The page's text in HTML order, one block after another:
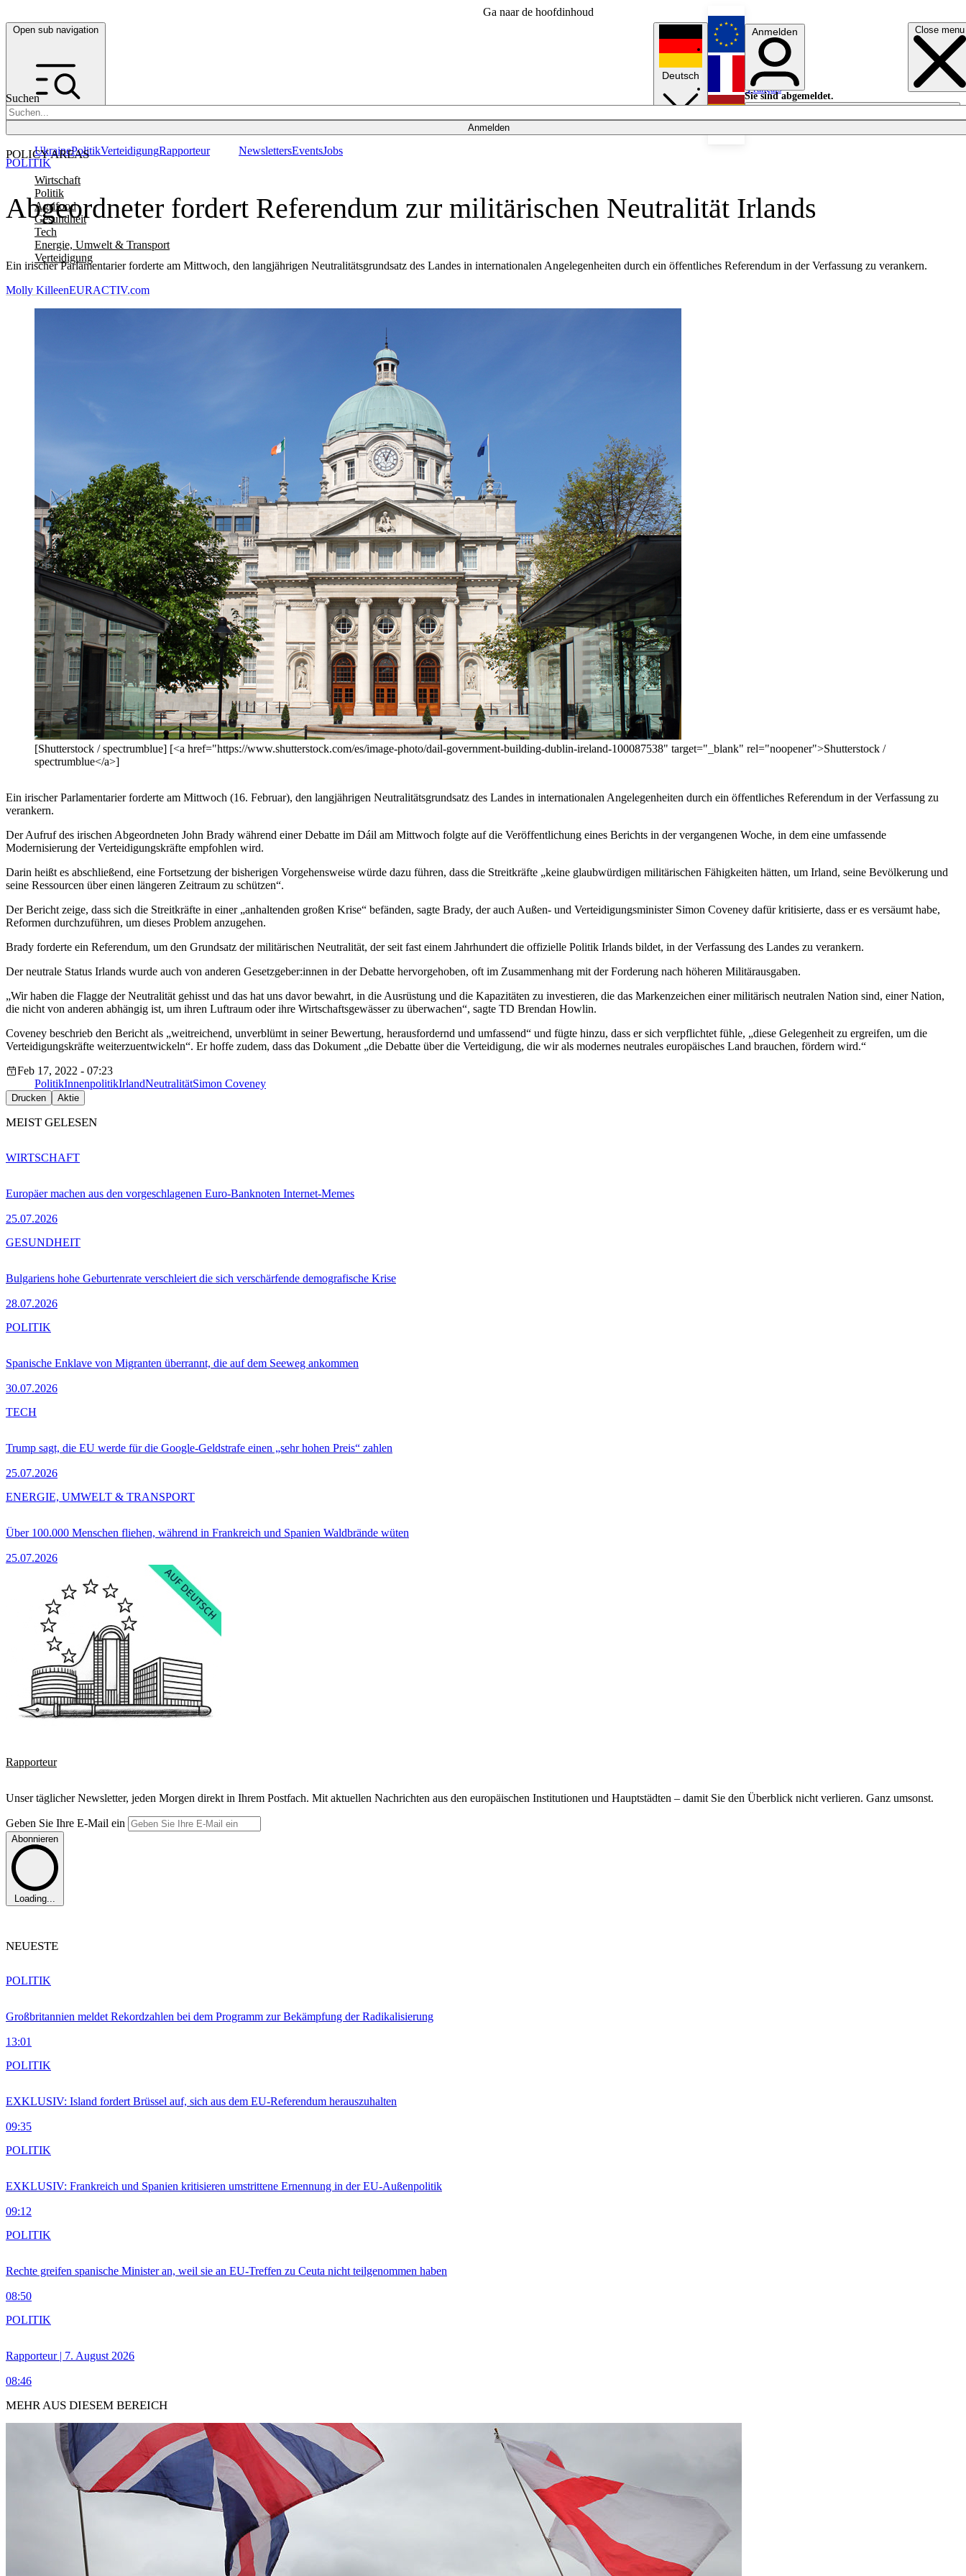
Ga naar de hoofdinhoud
Open sub navigation Close menu
Suchen
Anmelden
POLICY AREAS
Wirtschaft
Politik
Agrifood
Gesundheit
Tech
Energie, Umwelt & Transport
Verteidigung
UkrainePolitikVerteidigungRapporteur NewslettersEventsJobs
Deutsch
English
Français
Anmelden
Sie sind abgemeldet.
Anmelden
Licht aus
Abgeordneter fordert Referendum zur militärischen Neutralität Irlands
Ein irischer Parlamentarier forderte am Mittwoch, den langjährigen Neutralitätsgrundsatz des Landes in internationalen Angelegenheiten durch ein öffentliches Referendum in der Verfassung zu verankern.
POLITIK
Molly KilleenEURACTIV.com
[Shutterstock / spectrumblue] [<a href="https://www.shutterstock.com/es/image-photo/dail-government-building-dublin-ireland-100087538" target="_blank" rel="noopener">Shutterstock /
spectrumblue</a>]
Ein irischer Parlamentarier forderte am Mittwoch (16. Februar), den langjährigen Neutralitätsgrundsatz des Landes in internationalen Angelegenheiten durch ein öffentliches Referendum in der Verfassung zu
verankern.
Der Aufruf des irischen Abgeordneten John Brady während einer Debatte im Dáil am Mittwoch folgte auf die Veröffentlichung eines Berichts in der vergangenen Woche, in dem eine umfassende
Modernisierung der Verteidigungskräfte empfohlen wird.
Darin heißt es abschließend, eine Fortsetzung der bisherigen Vorgehensweise würde dazu führen, dass die Streitkräfte „keine glaubwürdigen militärischen Fähigkeiten hätten, um Irland, seine Bevölkerung und
seine Ressourcen über einen längeren Zeitraum zu schützen“.
Der Bericht zeige, dass sich die Streitkräfte in einer „anhaltenden großen Krise“ befänden, sagte Brady, der auch Außen- und Verteidigungsminister Simon Coveney dafür kritisierte, dass er es versäumt habe,
Reformen durchzuführen, um dieses Problem anzugehen.
Brady forderte ein Referendum, um den Grundsatz der militärischen Neutralität, der seit fast einem Jahrhundert die offizielle Politik Irlands bildet, in der Verfassung des Landes zu verankern.
Der neutrale Status Irlands wurde auch von anderen Gesetzgeber:innen in der Debatte hervorgehoben, oft im Zusammenhang mit der Forderung nach höheren Militärausgaben.
„Wir haben die Flagge der Neutralität gehisst und das hat uns davor bewahrt, in die Ausrüstung und die Kapazitäten zu investieren, die das Markenzeichen einer militärisch neutralen Nation sind, einer Nation,
die nicht von anderen abhängig ist, um ihren Luftraum oder ihre Wirtschaftsgewässer zu überwachen“, sagte TD Brendan Howlin.
Coveney beschrieb den Bericht als „weitreichend, unverblümt in seiner Bewertung, herausfordernd und umfassend“ und fügte hinzu, dass er sich verpflichtet fühle, „diese Gelegenheit zu ergreifen, um die
Verteidigungskräfte weiterzuentwickeln“. Er hoffe zudem, dass das Dokument „die Debatte über die Verteidigung, die wir als modernes neutrales europäisches Land brauchen, fördern wird.“
Feb 17, 2022 - 07:23
PolitikInnenpolitikIrlandNeutralitätSimon Coveney
Drucken Aktie
MEIST GELESEN
Europäer machen aus den vorgeschlagenen Euro-Banknoten Internet-Memes
25.07.2026
WIRTSCHAFT
Bulgariens hohe Geburtenrate verschleiert die sich verschärfende demografische Krise
28.07.2026
GESUNDHEIT
Spanische Enklave von Migranten überrannt, die auf dem Seeweg ankommen
30.07.2026
POLITIK
Trump sagt, die EU werde für die Google-Geldstrafe einen „sehr hohen Preis“ zahlen
25.07.2026
TECH
Über 100.000 Menschen fliehen, während in Frankreich und Spanien Waldbrände wüten
25.07.2026
ENERGIE, UMWELT & TRANSPORT
Rapporteur
Unser täglicher Newsletter, jeden Morgen direkt in Ihrem Postfach. Mit aktuellen Nachrichten aus den europäischen Institutionen und Hauptstädten – damit Sie den Überblick nicht verlieren. Ganz umsonst.
Geben Sie Ihre E-Mail ein
Abonnieren
Loading...
NEUESTE
Großbritannien meldet Rekordzahlen bei dem Programm zur Bekämpfung der Radikalisierung
13:01
POLITIK
EXKLUSIV: Island fordert Brüssel auf, sich aus dem EU-Referendum herauszuhalten
09:35
POLITIK
EXKLUSIV: Frankreich und Spanien kritisieren umstrittene Ernennung in der EU-Außenpolitik
09:12
POLITIK
Rechte greifen spanische Minister an, weil sie an EU-Treffen zu Ceuta nicht teilgenommen haben
08:50
POLITIK
Rapporteur | 7. August 2026
08:46
POLITIK
MEHR AUS DIESEM BEREICH